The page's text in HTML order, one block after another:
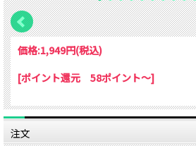
価格:1,949円(税込)
[ポイント還元 58ポイント～]
注文